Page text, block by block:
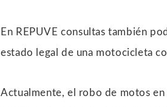
En REPUVE consultas también
estado legal de una motocicleta
Actualmente, el robo de motos